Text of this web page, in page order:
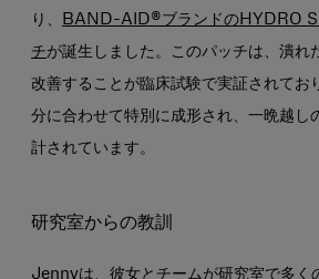
り、 BAND-AID®ブランドのHYDRO
チが誕生しました。このパッチは、潰れ
改善することが臨床試験で実証されてお
分に合わせて特別に成形され、一晩越し
計されています。
研究室からの教訓
Jennyは、彼女とチームが研究室で多く